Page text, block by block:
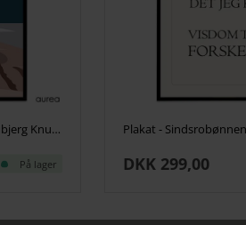
Plakat - Danmark - Lønstrup, Rubjerg Knude
På lager DKK 299,00